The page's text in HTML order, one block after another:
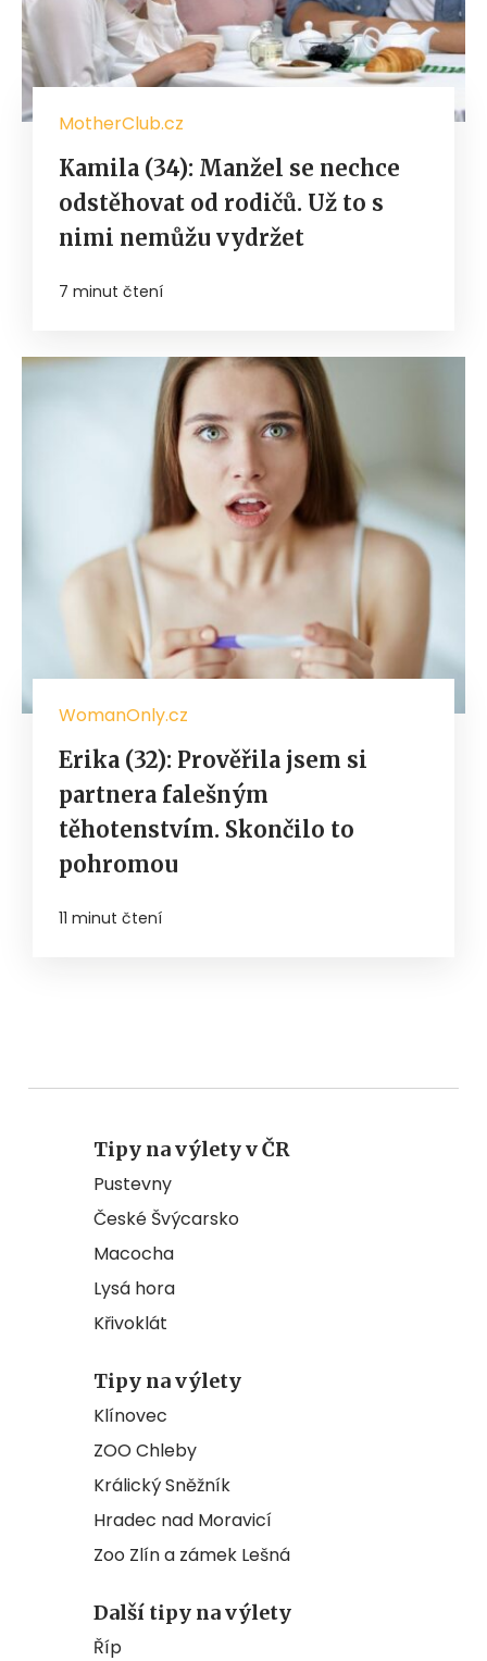
MotherClub.cz
Kamila (34): Manžel se nechce
odstěhovat od rodičů. Už to s
nimi nemůžu vydržet
7 minut čtení
WomanOnly.cz
Erika (32): Prověřila jsem si
partnera falešným
těhotenstvím. Skončilo to
pohromou
11 minut čtení
Tipy na výlety v ČR
Pustevny
České Švýcarsko
Macocha
Lysá hora
Křivoklát
Tipy na výlety
Klínovec
ZOO Chleby
Králický Sněžník
Hradec nad Moravicí
Zoo Zlín a zámek Lešná
Další tipy na výlety
Říp